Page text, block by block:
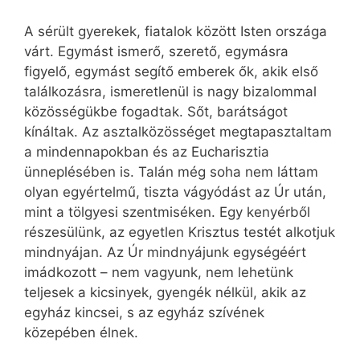
A sérült gyerekek, fiatalok között Isten országa
várt. Egymást ismerő, szerető, egymásra
figyelő, egymást segítő emberek ők, akik első
találkozásra, ismeretlenül is nagy bizalommal
közösségükbe fogadtak. Sőt, barátságot
kínáltak. Az asztalközösséget megtapasztaltam
a mindennapokban és az Eucharisztia
ünneplésében is. Talán még soha nem láttam
olyan egyértelmű, tiszta vágyódást az Úr után,
mint a tölgyesi szentmiséken. Egy kenyérből
részesülünk, az egyetlen Krisztus testét alkotjuk
mindnyájan. Az Úr mindnyájunk egységéért
imádkozott – nem vagyunk, nem lehetünk
teljesek a kicsinyek, gyengék nélkül, akik az
egyház kincsei, s az egyház szívének
közepében élnek.